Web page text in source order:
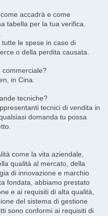
accadrà e come
tabella per la tua verifica.
le spese in caso di
o della perdita causata.
commerciale?
in Cina.
tecniche?
tecnici di vendita in
domanda tu possa
come la vita aziendale,
qualità al mercato, della
di innovazione e marchio
fondata, abbiamo prestato
e ai requisiti di alta qualità,
del sistema di gestione
sono conformi ai requisiti di